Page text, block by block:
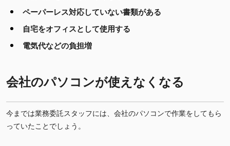
ペーパーレス対応していない書類がある
自宅をオフィスとして使用する
電気代などの負担増
会社のパソコンが使えなくなる
今までは業務委託スタッフには、会社のパソコンで作業をしてもら
っていたことでしょう。